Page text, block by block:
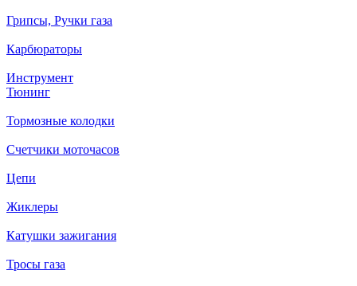
Грипсы, Ручки газа
Карбюраторы
Инструмент
Тюнинг
Тормозные колодки
Счетчики моточасов
Цепи
Жиклеры
Катушки зажигания
Тросы газа